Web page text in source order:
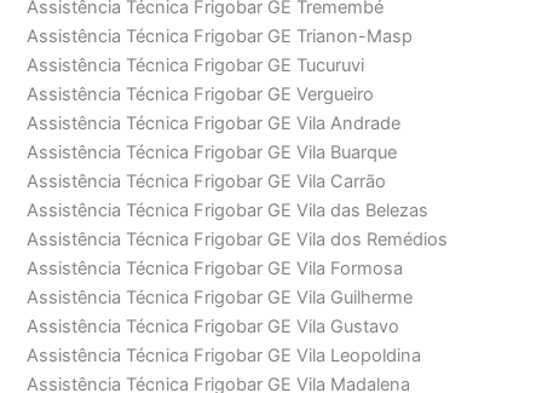
Assistência Técnica Frigobar GE Tremembé
Assistência Técnica Frigobar GE Trianon-Masp
Assistência Técnica Frigobar GE Tucuruvi
Assistência Técnica Frigobar GE Vergueiro
Assistência Técnica Frigobar GE Vila Andrade
Assistência Técnica Frigobar GE Vila Buarque
Assistência Técnica Frigobar GE Vila Carrão
Assistência Técnica Frigobar GE Vila das Belezas
Assistência Técnica Frigobar GE Vila dos Remédios
Assistência Técnica Frigobar GE Vila Formosa
Assistência Técnica Frigobar GE Vila Guilherme
Assistência Técnica Frigobar GE Vila Gustavo
Assistência Técnica Frigobar GE Vila Leopoldina
Assistência Técnica Frigobar GE Vila Madalena